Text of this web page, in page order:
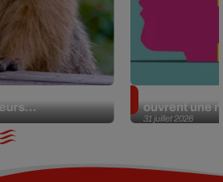
31 juillet 2026
ouvrent une